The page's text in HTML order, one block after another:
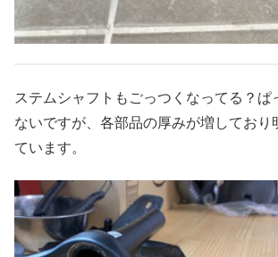
ステムシャフトもごっつくなってる？ぱ
ないですが、各部品の厚みが増しており
ています。